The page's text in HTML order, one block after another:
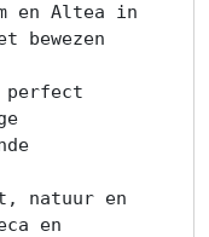
en Altea in
bewezen
perfect
natuur en
en